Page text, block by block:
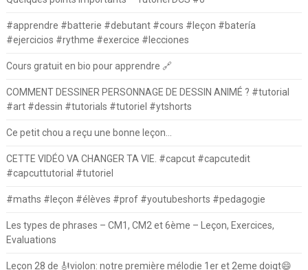
#apprendre #batterie #debutant #cours #leçon #batería
#ejercicios #rythme #exercice #lecciones
Cours gratuit en bio pour apprendre 🔗
COMMENT DESSINER PERSONNAGE DE DESSIN ANIMÉ ? #tutorial
#art #dessin #tutorials #tutoriel #ytshorts
Ce petit chou a reçu une bonne leçon…
CETTE VIDÉO VA CHANGER TA VIE. #capcut #capcutedit
#capcuttutorial #tutoriel
#maths #leçon #élèves #prof #youtubeshorts #pedagogie
Les types de phrases – CM1, CM2 et 6ème – Leçon, Exercices,
Evaluations
Leçon 28 de 🎻violon: notre première mélodie 1er et 2eme doigt😄